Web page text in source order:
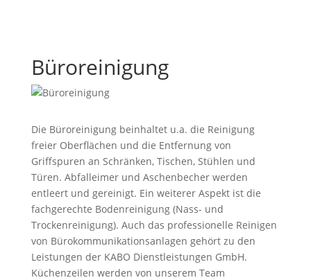
Büroreinigung
Die Büroreinigung beinhaltet u.a. die Reinigung
freier Oberflächen und die Entfernung von
Griffspuren an Schränken, Tischen, Stühlen und
Türen. Abfalleimer und Aschenbecher werden
entleert und gereinigt. Ein weiterer Aspekt ist die
fachgerechte Bodenreinigung (Nass- und
Trockenreinigung). Auch das professionelle Reinigen
von Bürokommunikationsanlagen gehört zu den
Leistungen der KABO Dienstleistungen GmbH.
Küchenzeilen werden von unserem Team